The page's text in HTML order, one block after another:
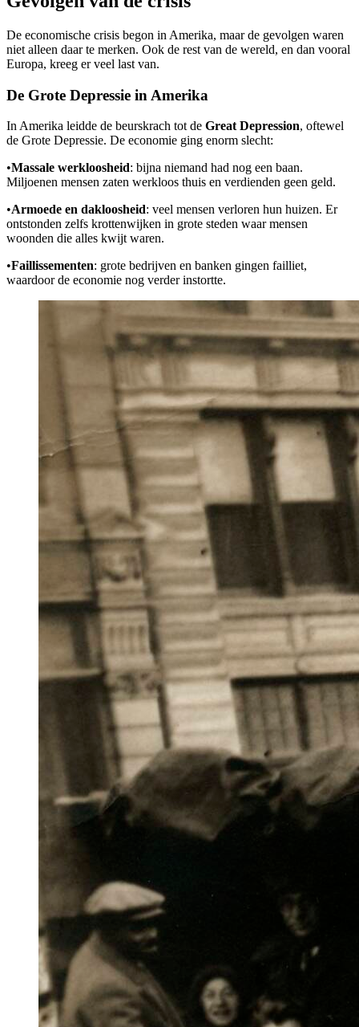
De economische crisis begon in Amerika, maar de gevolgen waren
niet alleen daar te merken. Ook de rest van de wereld, en dan vooral
Europa, kreeg er veel last van.
De Grote Depressie in Amerika
In Amerika leidde de beurskrach tot de Great Depression, oftewel
de Grote Depressie. De economie ging enorm slecht:
•Massale werkloosheid: bijna niemand had nog een baan.
Miljoenen mensen zaten werkloos thuis en verdienden geen geld.
•Armoede en dakloosheid: veel mensen verloren hun huizen. Er
ontstonden zelfs krottenwijken in grote steden waar mensen
woonden die alles kwijt waren.
•Faillissementen: grote bedrijven en banken gingen failliet,
waardoor de economie nog verder instortte.